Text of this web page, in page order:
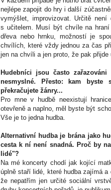
nejlépe zapojit do hry i další
vymýšlet, improvizovat. Určitě
s učitelem. Musí být chvíle na
dřeva nebo hrnku, možností je
chvílích, které vždy jednou za čas
jen na chvíli a jen proto, že pak přijde
Hudebníci jsou často
nesmyslné. Přesto: kam
překračujete žánry...
Pro mne v hudbě neexistují
otevřeně a naplno, měl byste být
Vše je to jedna hudba.
Alternativní hudba je brána jako
cesta k ní není snadná. Proč by
lidé"?
Na mé koncerty chodí jak kojící
úplně staří lidé, které hudba zajímá
že nepatřím jen určité sociální